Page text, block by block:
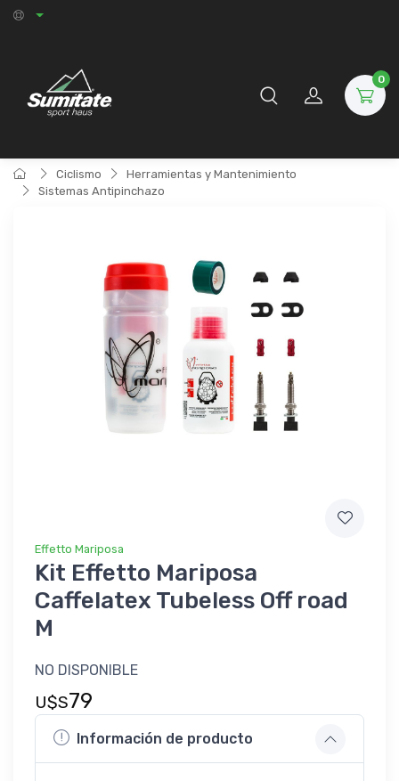
0
Ciclismo
Herramientas y Mantenimiento
Sistemas Antipinchazo
Effetto Mariposa
Kit Effetto Mariposa
Caffelatex Tubeless Off road
M
NO DISPONIBLE
U$S79
Información de producto